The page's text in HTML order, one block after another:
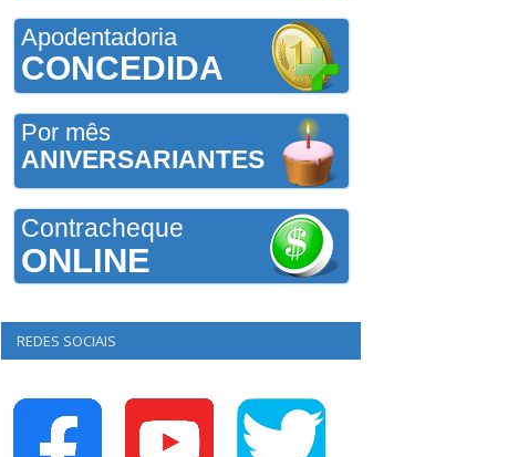
Apodentadoria
CONCEDIDA
Por mês
ANIVERSARIANTES
Contracheque
ONLINE
REDES SOCIAIS